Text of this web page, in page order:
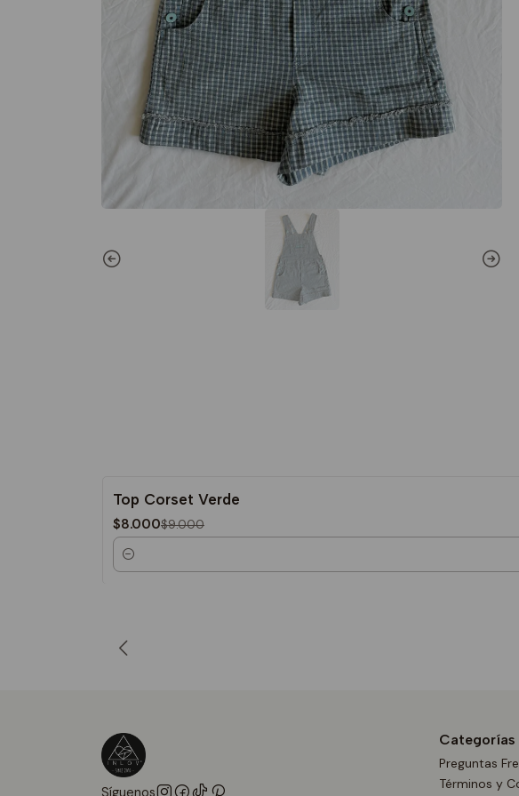
-11%
Top Corset Verde
$8.000$9.000
Cantidad
Síguenos
Categorías
Preguntas
Términos y